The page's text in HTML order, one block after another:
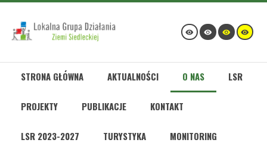
STRONA GŁÓWNA AKTUALNOŚCI O NAS LSR
PROJEKTY PUBLIKACJE KONTAKT
LSR 2023-2027 TURYSTYKA MONITORING